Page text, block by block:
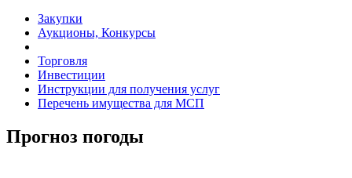
Закупки
Аукционы, Конкурсы
Торговля
Инвестиции
Инструкции для получения услуг
Перечень имущества для МСП
Прогноз погоды